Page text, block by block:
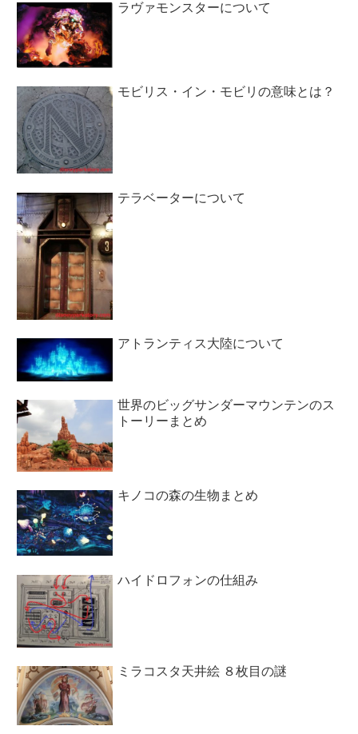
ラヴァモンスターについて
モビリス・イン・モビリの意味とは？
テラベーターについて
アトランティス大陸について
世界のビッグサンダーマウンテンのス
トーリーまとめ
キノコの森の生物まとめ
ハイドロフォンの仕組み
ミラコスタ天井絵 ８枚目の謎